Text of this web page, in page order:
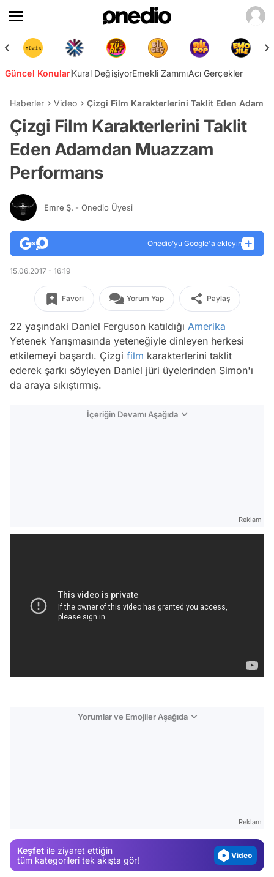
Güncel KonularKural DeğişiyorEmekli ZammıAcı Gerçekler
Haberler Video Çizgi Film Karakterlerini Taklit Eden
Çizgi Film Karakterlerini Taklit
Eden Adamdan Muazzam
Performans
Emre Ş. - Onedio Üyesi
Onedio’yu Google'a ekleyin
15.06.2017 - 16:19
Favori Yorum Yap Paylaş
22 yaşındaki Daniel Ferguson katıldığı Amerika
Yetenek Yarışmasında yeteneğiyle dinleyen herkesi
etkilemeyi başardı. Çizgi film karakterlerini taklit
ederek şarkı söyleyen Daniel jüri üyelerinden Simon'ı
da araya sıkıştırmış.
İçeriğin Devamı Aşağıda
Reklam
Yorumlar ve Emojiler Aşağıda
Reklam
Keşfet ile ziyaret ettiğin
tüm kategorileri tek akışta gör!
Video